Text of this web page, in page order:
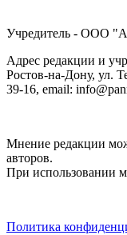
Учредитель - ООО
Адрес редакции и
Ростов-на-Дону, ул.
39-16, email:
Мнение редакции
авторов.
При использовании
Политика